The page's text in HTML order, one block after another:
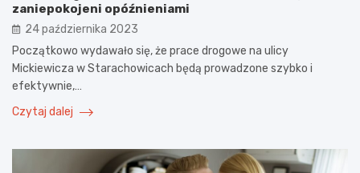
zaniepokojeni opóźnieniami
24 października 2023
Początkowo wydawało się, że prace drogowe na ulicy
Mickiewicza w Starachowicach będą prowadzone szybko i
efektywnie,…
Czytaj dalej